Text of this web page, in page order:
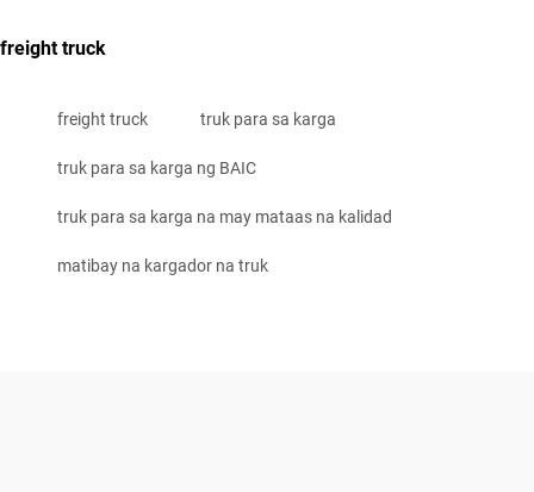
freight truck
freight truck truk para sa karga
truk para sa karga ng BAIC
truk para sa karga na may mataas na kalidad
matibay na kargador na truk